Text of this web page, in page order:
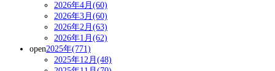
2026年4月(60)
2026年3月(60)
2026年2月(63)
2026年1月(62)
open2025年(771)
2025年12月(48)